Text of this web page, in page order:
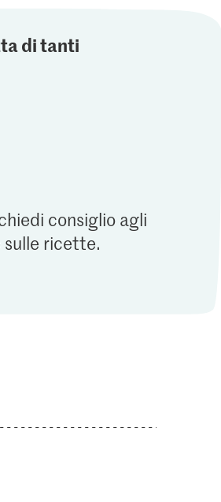
di tanti
consiglio agli
sulle ricette.